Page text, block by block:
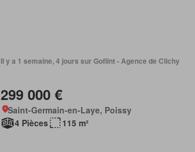
Il y a 1 semaine, 4 jours sur Goflint - Agence de Clichy
299 000 €
Saint-Germain-en-Laye, Poissy
4 Pièces
115 m²